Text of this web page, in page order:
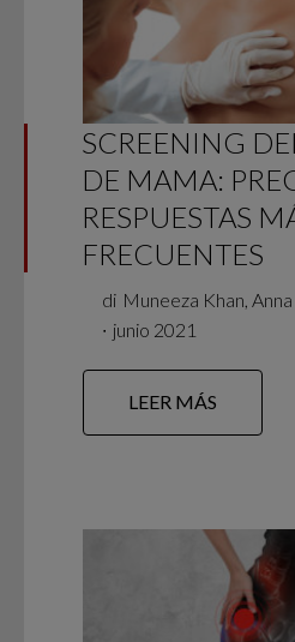
SCREENING
DE MAMA:
RESPUESTAS
FRECUENTES
di Muneeza Khan,
∙ junio 2021
LEER MÁS